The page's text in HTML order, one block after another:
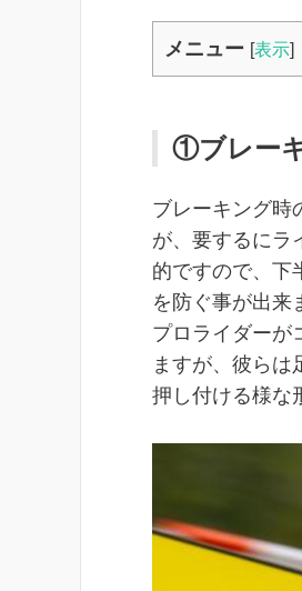
メニュー [表示]
①ブレー
ブレーキング時
が、要するにラ
的ですので、下
を防ぐ事が出来
プロライダーが
ますが、彼らは
押し付ける様な